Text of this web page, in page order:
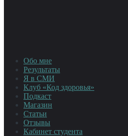
Обо мне
Результаты
Я в СМИ
Клуб «Код здоровья»
Подкаст
Магазин
Статьи
Отзывы
Кабинет студента